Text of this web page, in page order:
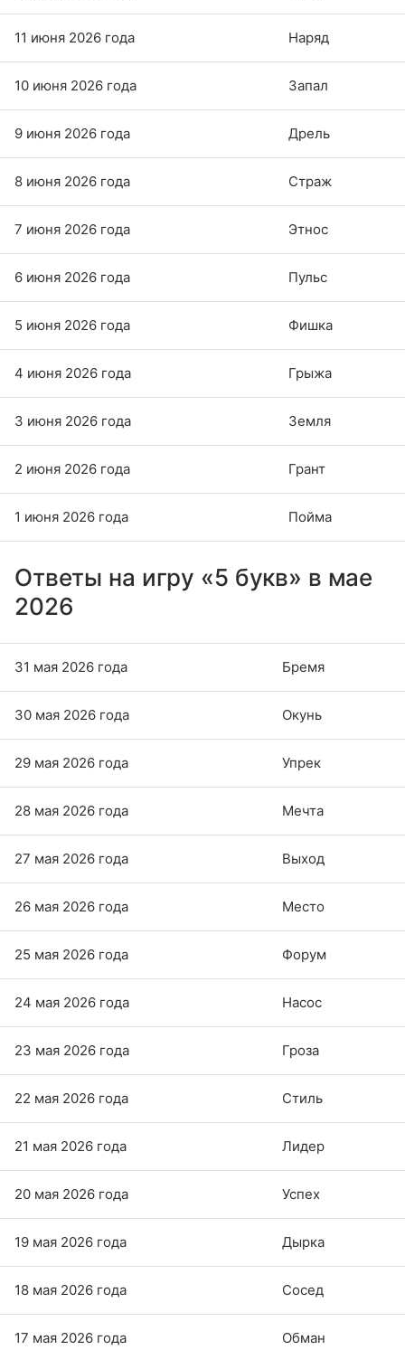
11 июня 2026 года Наряд
10 июня 2026 года Запал
9 июня 2026 года Дрель
8 июня 2026 года Страж
7 июня 2026 года Этнос
6 июня 2026 года Пульс
5 июня 2026 года Фишка
4 июня 2026 года Грыжа
3 июня 2026 года Земля
2 июня 2026 года Грант
1 июня 2026 года Пойма
Ответы на игру «5 букв» в мае
2026
31 мая 2026 года Бремя
30 мая 2026 года Окунь
29 мая 2026 года Упрек
28 мая 2026 года Мечта
27 мая 2026 года Выход
26 мая 2026 года Место
25 мая 2026 года Форум
24 мая 2026 года Насос
23 мая 2026 года Гроза
22 мая 2026 года Стиль
21 мая 2026 года Лидер
20 мая 2026 года Успех
19 мая 2026 года Дырка
18 мая 2026 года Сосед
17 мая 2026 года Обман